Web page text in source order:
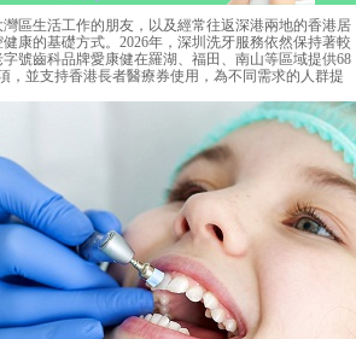
生活工作的朋友，以及經常往返深港兩地的香港居
康的基礎方式。2026年，深圳洗牙服務依然保持著較
號齒科品牌愛康健在羅湖、福田、南山等區域提供68
，並支持香港長者醫療券使用，為不同需求的人群提